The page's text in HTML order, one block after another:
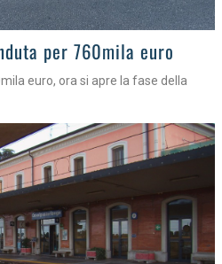
per 760mila euro
euro, ora si apre la fase della